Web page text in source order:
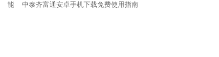
能
中泰齐富通安卓手机下载免费使用指南